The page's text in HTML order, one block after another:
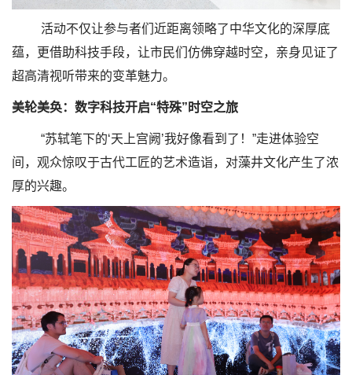
活动不仅让参与者们近距离领略了中华文化的深厚底
蕴，更借助科技手段，让市民们仿佛穿越时空，亲身见证了
超高清视听带来的变革魅力。
美轮美奂：数字科技开启“特殊”时空之旅
“苏轼笔下的‘天上宫阙’我好像看到了！”走进体验空
间，观众惊叹于古代工匠的艺术造诣，对藻井文化产生了浓
厚的兴趣。